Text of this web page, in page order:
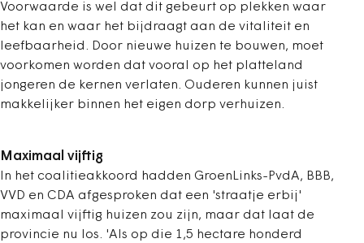
Voorwaarde is wel dat dit gebeurt op plekken waar
het kan en waar het bijdraagt aan de vitaliteit en
leefbaarheid. Door nieuwe huizen te bouwen, moet
voorkomen worden dat vooral op het platteland
jongeren de kernen verlaten. Ouderen kunnen juist
makkelijker binnen het eigen dorp verhuizen.
Maximaal vijftig
In het coalitieakkoord hadden GroenLinks-PvdA, BBB,
VVD en CDA afgesproken dat een 'straatje erbij'
maximaal vijftig huizen zou zijn, maar dat laat de
provincie nu los. 'Als op die 1,5 hectare honderd